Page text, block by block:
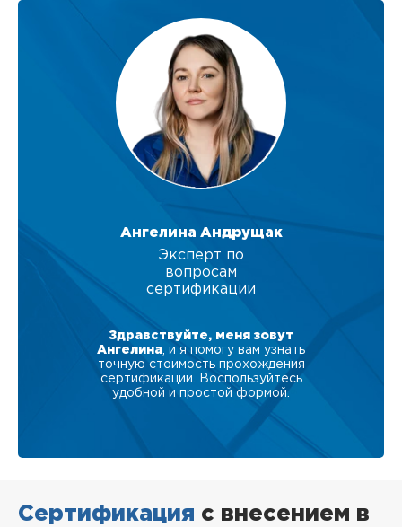
Ангелина Андрущак
Эксперт по
вопросам
сертификации
Здравствуйте, меня зовут
Ангелина , и я помогу вам узнать
точную стоимость прохождения
сертификации. Воспользуйтесь
удобной и простой формой.
Сертификация с внесением в